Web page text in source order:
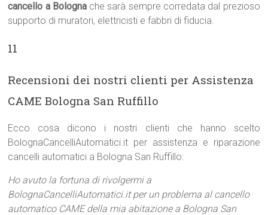
cancello a Bologna che sarà sempre corredata dal prezioso
supporto di muratori, elettricisti e fabbri di fiducia.
11
Recensioni dei nostri clienti per Assistenza
CAME Bologna San Ruffillo
Ecco cosa dicono i nostri clienti che hanno scelto
BolognaCancelliAutomatici.it per assistenza e riparazione
cancelli automatici a Bologna San Ruffillo:
Ho avuto la fortuna di rivolgermi a
BolognaCancelliAutomatici.it per un problema al cancello
automatico CAME della mia abitazione a Bologna San